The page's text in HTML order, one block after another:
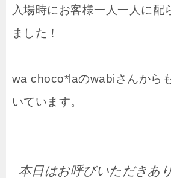
入場時にお客様一人一人に配
ました！
wa choco*laのwabiさんから
いています。
本日はお呼びいただきあ